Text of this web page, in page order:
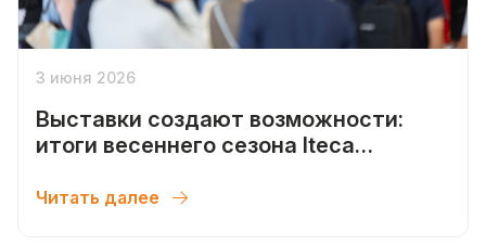
3 июня 2026
Выставки создают возможности:
итоги весеннего сезона Iteca
Читать далее